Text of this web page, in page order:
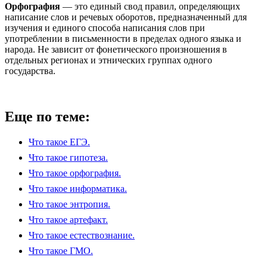
Орфография — это единый свод правил, определяющих
написание слов и речевых оборотов, предназначенный для
изучения и единого способа написания слов при
употреблении в письменности в пределах одного языка и
народа. Не зависит от фонетического произношения в
отдельных регионах и этнических группах одного
государства.
Еще по теме:
Что такое ЕГЭ.
Что такое гипотеза.
Что такое орфография.
Что такое информатика.
Что такое энтропия.
Что такое артефакт.
Что такое естествознание.
Что такое ГМО.